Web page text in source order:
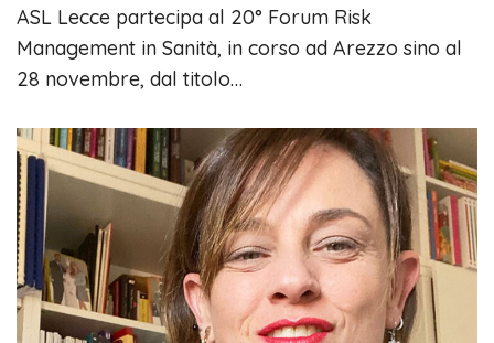
ASL Lecce partecipa al 20° Forum Risk
Management in Sanità, in corso ad Arezzo sino al
28 novembre, dal titolo…